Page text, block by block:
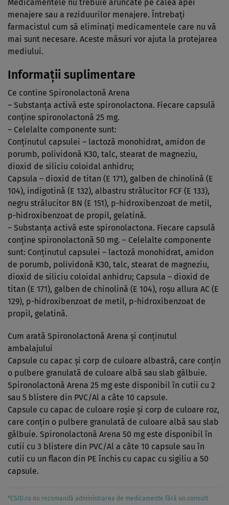
Medicamentele nu trebuie aruncate pe calea apei
menajere sau a reziduurilor menajere. Întrebaţi
farmacistul cum să eliminaţi medicamentele care nu vă
mai sunt necesare. Aceste măsuri vor ajuta la protejarea
mediului.
Informaţii suplimentare
Ce contine Spironolactonă Arena
– Substanţa activă este spironolactona. Fiecare capsulă
conţine spironolactonă 25 mg.
– Celelalte componente sunt:
Conţinutul capsulei – lactoză monohidrat, amidon de
porumb, polividonă K30, talc, stearat de magneziu,
dioxid de siliciu coloidal anhidru;
Capsula – dioxid de titan (E 171), galben de chinolină (E
104), indigotină (E 132), albastru strălucitor FCF (E 133),
negru strălucitor BN (E 151), p-hidroxibenzoat de metil,
p-hidroxibenzoat de propil, gelatină.
– Substanţa activă este spironolactona. Fiecare capsulă
conţine spironolactonă 50 mg. – Celelalte componente
sunt: Conţinutul capsulei – lactoză monohidrat, amidon
de porumb, polividonă K30, talc, stearat de magneziu,
dioxid de siliciu coloidal anhidru; Capsula – dioxid de
titan (E 171), galben de chinolină (E 104), roşu allura AC (E
129), p-hidroxibenzoat de metil, p-hidroxibenzoat de
propil, gelatină.
Cum arată Spironolactonă Arena şi conţinutul
ambalajului
Capsule cu capac şi corp de culoare albastră, care conţin
o pulbere granulată de culoare albă sau slab gălbuie.
Spironolactonă Arena 25 mg este disponibil în cutii cu 2
sau 5 blistere din PVC/Al a câte 10 capsule.
Capsule cu capac de culoare roşie şi corp de culoare roz,
care conţin o pulbere granulată de culoare albă sau slab
gălbuie. Spironolactonă Arena 50 mg este disponibil în
cutii cu 3 blistere din PVC/Al a câte 10 capsule sau în
cutii cu un flacon din PE închis cu capac cu sigiliu a 50
capsule.
*CSID.ro nu recomandă administrarea de medicamente fără un consult